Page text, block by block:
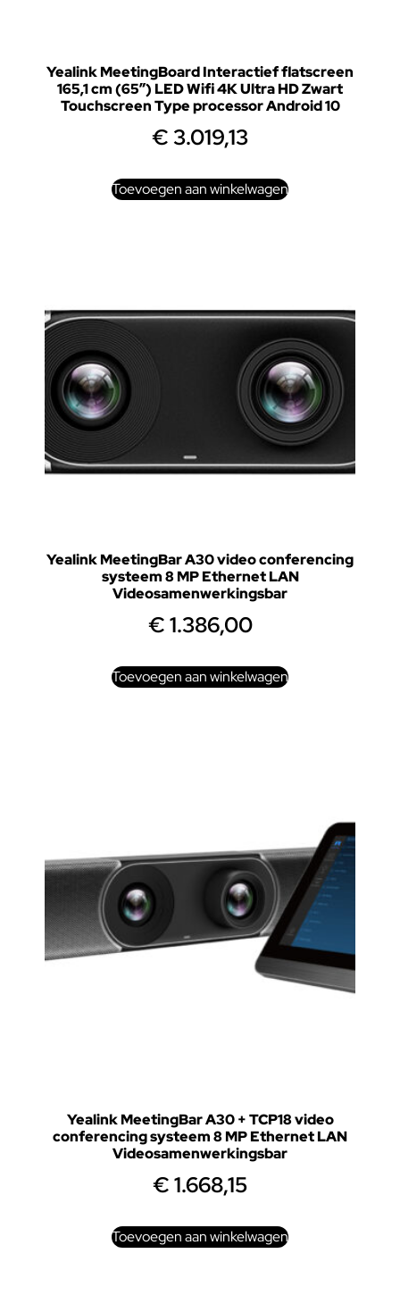
Yealink MeetingBoard Interactief flatscreen
165,1 cm (65″) LED Wifi 4K Ultra HD Zwart
Touchscreen Type processor Android 10
€3.019,13
Toevoegen aan winkelwagen
Yealink MeetingBar A30 video conferencing
systeem 8 MP Ethernet LAN
Videosamenwerkingsbar
€1.386,00
Toevoegen aan winkelwagen
Yealink MeetingBar A30 + TCP18 video
conferencing systeem 8 MP Ethernet LAN
Videosamenwerkingsbar
€1.668,15
Toevoegen aan winkelwagen